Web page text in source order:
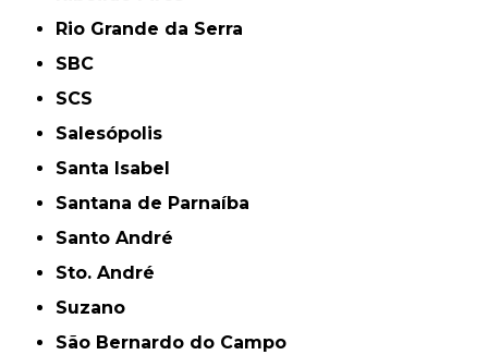
Rio Grande da Serra
SBC
SCS
Salesópolis
Santa Isabel
Santana de Parnaíba
Santo André
Sto. André
Suzano
São Bernardo do Campo